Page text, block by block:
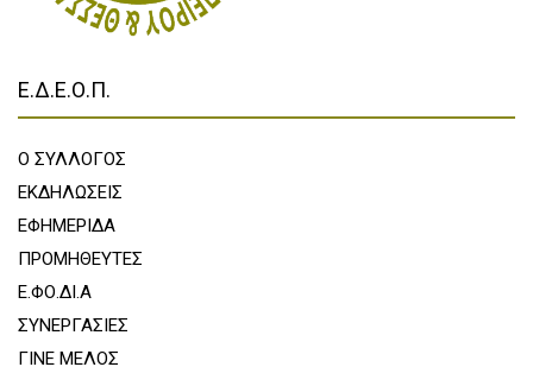
Ε.Δ.Ε.Ο.Π.
Ο ΣΥΛΛΟΓΟΣ
ΕΚΔΗΛΩΣΕΙΣ
ΕΦΗΜΕΡΙΔΑ
ΠΡΟΜΗΘΕΥΤΕΣ
Ε.ΦΟ.ΔΙ.Α
ΣΥΝΕΡΓΑΣΙΕΣ
ΓΙΝΕ ΜΕΛΟΣ